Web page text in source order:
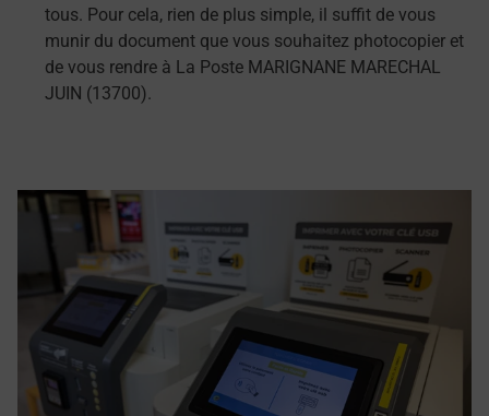
tous. Pour cela, rien de plus simple, il suffit de vous
munir du document que vous souhaitez photocopier et
de vous rendre à La Poste MARIGNANE MARECHAL
JUIN (13700).